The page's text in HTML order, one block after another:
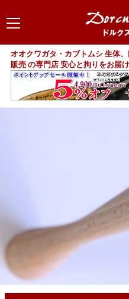
オオクワガタ・カブトムシ 生体
販売 の専門店 安心と拘りをお届け